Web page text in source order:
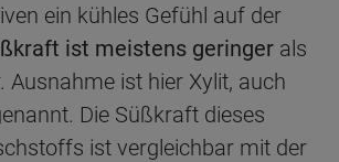
ein kühles Gefühl auf der
ist meistens geringer als
Ausnahme ist hier Xylit, auch
Die Süßkraft dieses
ist vergleichbar mit der